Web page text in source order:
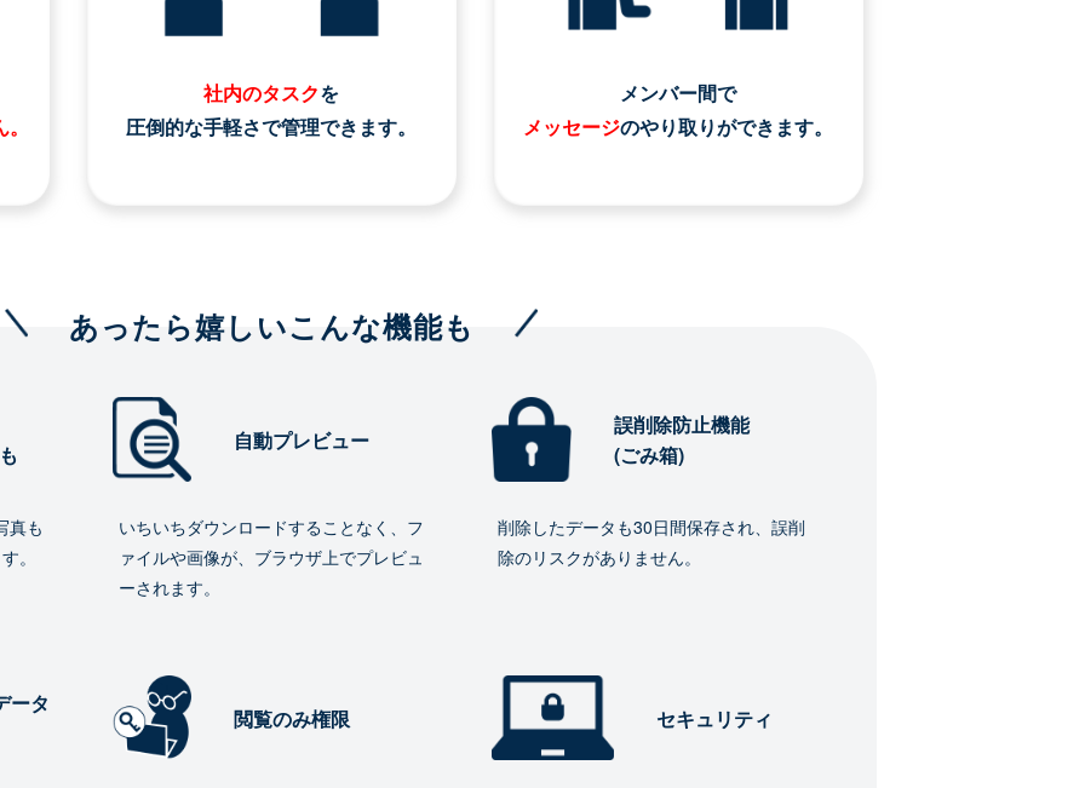
社内のタスクを
圧倒的な手軽さで管理できます。
メンバー間で
メッセージのやり取りができます。
あったら嬉しいこんな機能も
真も
。
自動プレビュー
いちいちダウンロードすることなく、フ
ァイルや画像が、ブラウザ上でプレビュ
ーされます。
誤削除防止機能
(ごみ箱)
削除したデータも30日間保存され、誤削
除のリスクがありません。
ータ
閲覧のみ権限 セキュリティ